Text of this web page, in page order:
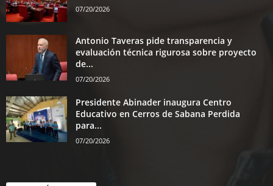
07/20/2026
Antonio Taveras pide transparencia y
evaluación técnica rigurosa sobre proyecto
de...
07/20/2026
Presidente Abinader inaugura Centro
Educativo en Cerros de Sabana Perdida
para...
07/20/2026